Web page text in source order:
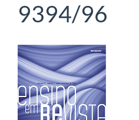
9394/96
Barra
lateral
de